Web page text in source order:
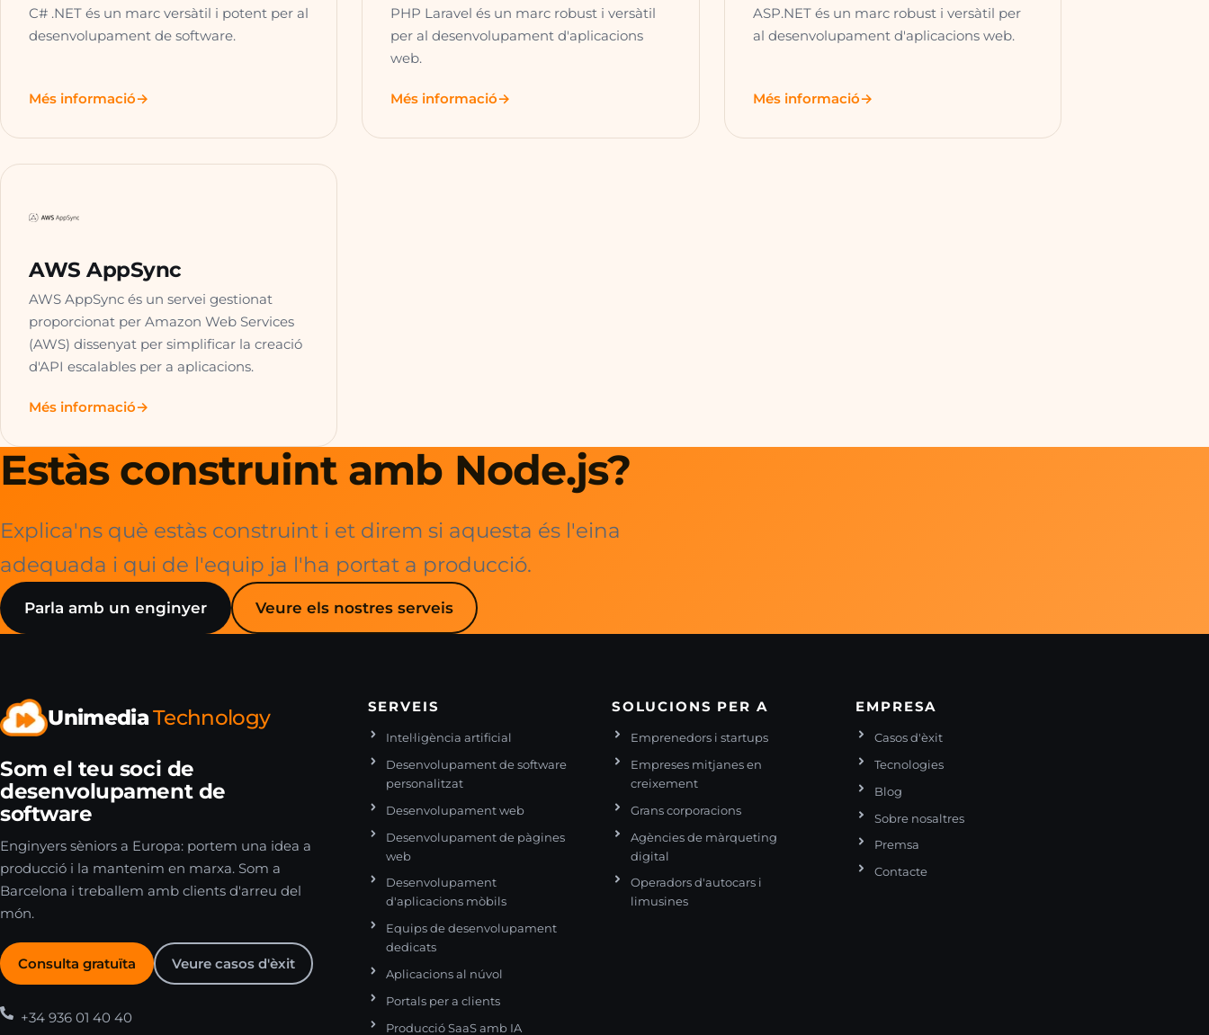
C# .NET és un marc versàtil i potent per al
desenvolupament de software.
Més informació
PHP Laravel és un marc robust i versàtil
per al desenvolupament d'aplicacions
web.
Més informació
ASP.NET és un marc robust i versàtil per
al desenvolupament d'aplicacions web.
Més informació
AWS AppSync
AWS AppSync és un servei gestionat
proporcionat per Amazon Web Services
(AWS) dissenyat per simplificar la creació
d'API escalables per a aplicacions.
Més informació
Estàs construint amb Node.js?
Explica'ns què estàs construint i et direm si aquesta és l'eina
adequada i qui de l'equip ja l'ha portat a producció.
Parla amb un enginyer Veure els nostres serveis
UnimediaTechnology
Som el teu soci de
desenvolupament de
software
Enginyers sèniors a Europa: portem una idea a
producció i la mantenim en marxa. Som a
Barcelona i treballem amb clients d'arreu del
món.
Consulta gratuïta Veure casos d'èxit
+34 936 01 40 40
SERVEIS
Intel·ligència artificial
Desenvolupament de software
personalitzat
Desenvolupament web
Desenvolupament de pàgines
web
Desenvolupament
d'aplicacions mòbils
Equips de desenvolupament
dedicats
Aplicacions al núvol
Portals per a clients
Producció SaaS amb IA
SOLUCIONS PER A
Emprenedors i startups
Empreses mitjanes en
creixement
Grans corporacions
Agències de màrqueting
digital
Operadors d'autocars i
limusines
EMPRESA
Casos d'èxit
Tecnologies
Blog
Sobre nosaltres
Premsa
Contacte